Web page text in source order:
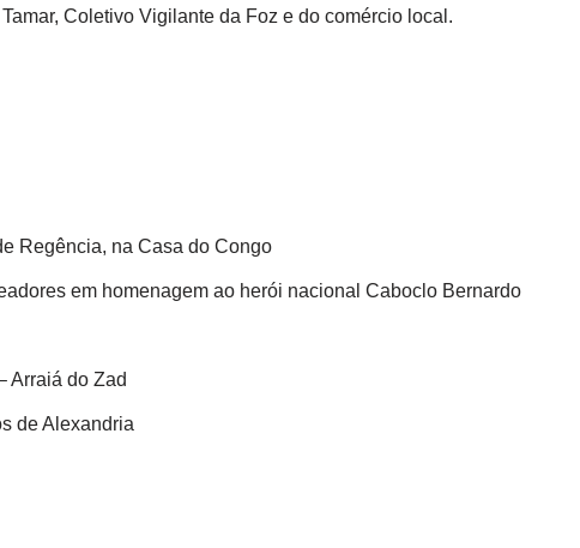
Coletivo Vigilante da Foz e do comércio local.
Regência, na Casa do Congo
em homenagem ao herói nacional Caboclo Bernardo
Arraiá do Zad
de Alexandria